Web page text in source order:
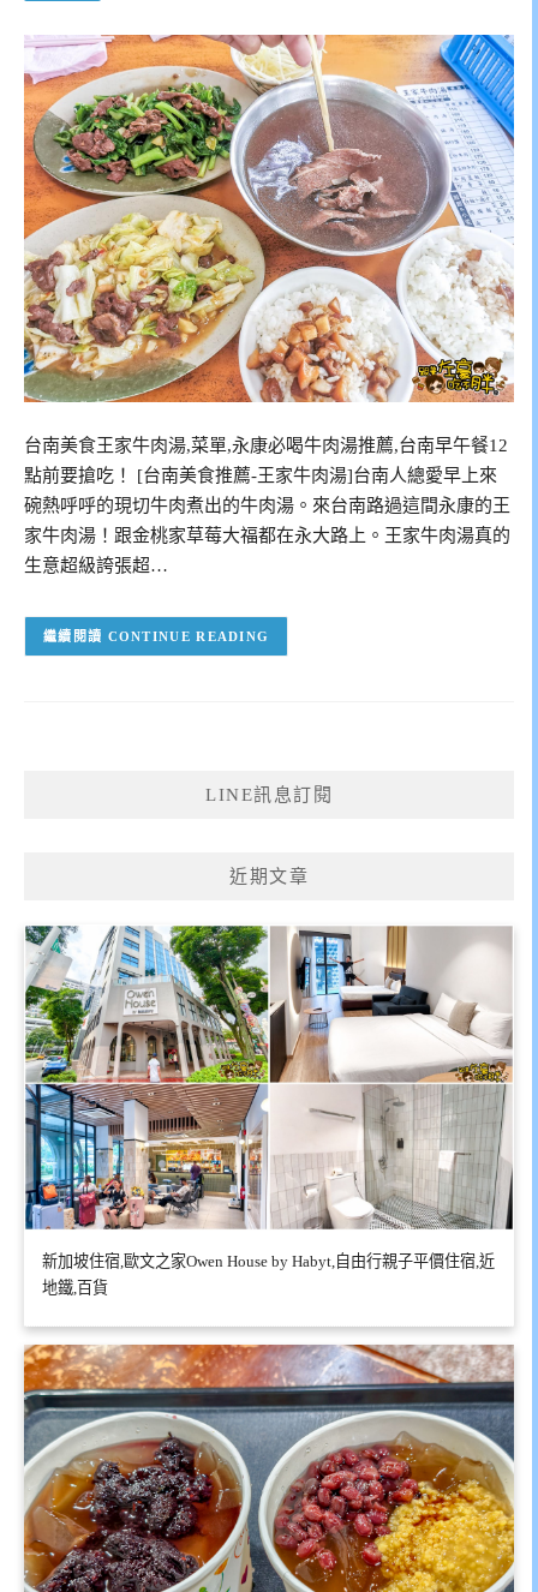
台南美食王家牛肉湯,菜單,永康必喝牛肉湯推薦,台南早午餐12
點前要搶吃！ [台南美食推薦-王家牛肉湯]台南人總愛早上來
碗熱呼呼的現切牛肉煮出的牛肉湯。來台南路過這間永康的王
家牛肉湯！跟金桃家草莓大福都在永大路上。王家牛肉湯真的
生意超級誇張超…
CONTINUE READING
LINE訊息訂閱
近期文章
新加坡住宿,歐文之家Owen House by Habyt,自由行親子平價住宿,近
地鐵,百貨